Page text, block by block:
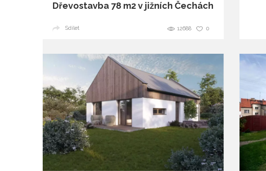
Dřevostavba 78 m2 v jižních Čechách
0
12688
Sdílet